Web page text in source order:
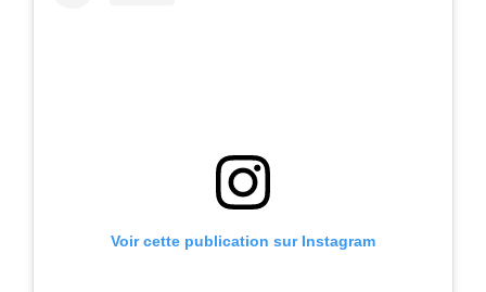
Voir cette publication sur Instagram